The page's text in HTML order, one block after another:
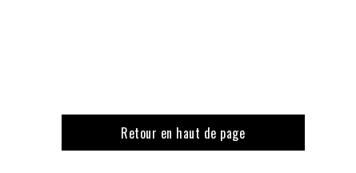
Retour en haut de page